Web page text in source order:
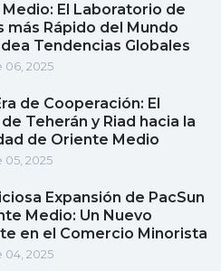
El Laboratorio de
más Rápido del Mundo
Tendencias Globales
2025
de Cooperación: El
Teherán y Riad hacia la
de Oriente Medio
2025
Expansión de PacSun
Medio: Un Nuevo
en el Comercio Minorista
2025